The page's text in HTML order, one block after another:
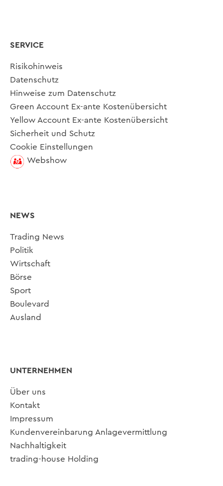
SERVICE
Risikohinweis
Datenschutz
Hinweise zum Datenschutz
Green Account Ex-ante Kostenübersicht
Yellow Account Ex-ante Kostenübersicht
Sicherheit und Schutz
Cookie Einstellungen
Webshow
NEWS
Trading News
Politik
Wirtschaft
Börse
Sport
Boulevard
Ausland
UNTERNEHMEN
Über uns
Kontakt
Impressum
Kundenvereinbarung Anlagevermittlung
Nachhaltigkeit
trading-house Holding